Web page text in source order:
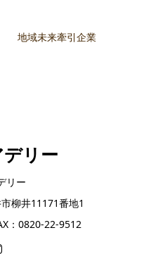
地域未来牽引企業
リー
リー
柳井11171番地1
：0820-22-9512